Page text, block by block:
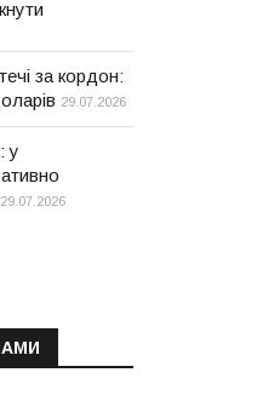
за кордон:
29.07.2026
у
29.07.2026